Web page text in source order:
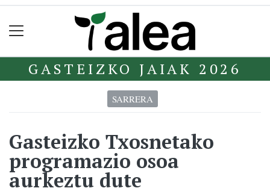
GASTEIZKO JAIAK 2026
SARRERA
Gasteizko Txosnetako
programazio osoa
aurkeztu dute